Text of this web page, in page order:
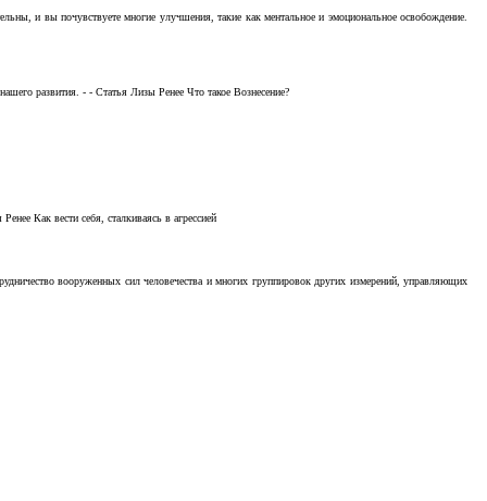
и вы почувствуете многие улучшения, такие как ментальное и эмоциональное освобождение.
развития. - - Статья Лизы Ренее Что такое Вознесение?
Как вести себя, сталкиваясь в агрессией
вооруженных сил человечества и многих группировок других измерений, управляющих